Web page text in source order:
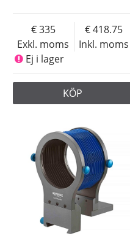
Exkl. moms
335
Inkl. moms
418.75
Ej i lager
KÖP